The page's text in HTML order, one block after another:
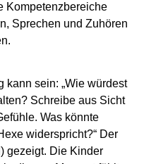
Kompetenzbereiche
Sprechen und Zuhören
kann sein: „Wie würdest
Schreibe aus Sicht
Was könnte
widerspricht?“ Der
gezeigt. Die Kinder